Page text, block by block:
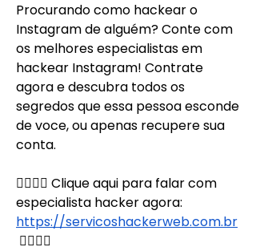
Procurando como hackear o
Instagram de alguém? Conte com
os melhores especialistas em
hackear Instagram! Contrate
agora e descubra todos os
segredos que essa pessoa esconde
de voce, ou apenas recupere sua
conta.
👉🏻👉🏻 Clique aqui para falar com
https://servicoshackerweb.com.br
👈🏻👈🏻